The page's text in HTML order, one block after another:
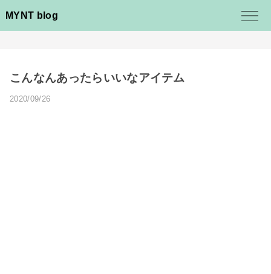
MYNT blog
こんなんあったらいいなアイテム
2020/09/26